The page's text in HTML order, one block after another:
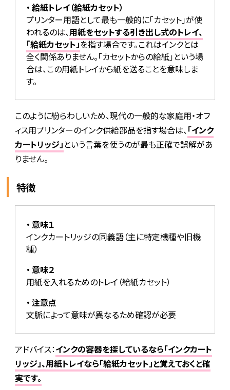
給紙トレイ（給紙カセット）
プリンター用語として最も一般的に「カセット」が使
われるのは、用紙をセットする引き出し式のトレイ、
「給紙カセット」を指す場合です。これはインクとは
全く関係ありません。「カセットからの給紙」という場
合は、この用紙トレイから紙を送ることを意味しま
す。
このように紛らわしいため、現代の一般的な家庭用・オフ
ィス用プリンターのインク供給部品を指す場合は、 「インク
カートリッジ」 という言葉を使うのが最も正確で誤解があ
りません。
特徴
意味１
インクカートリッジの同義語（主に特定機種や旧機
種）
意味２
用紙を入れるためのトレイ（給紙カセット）
注意点
文脈によって意味が異なるため確認が必要
アドバイス：インクの容器を探しているなら「インクカート
リッジ」、用紙トレイなら「給紙カセット」と覚えておくと確
実です。